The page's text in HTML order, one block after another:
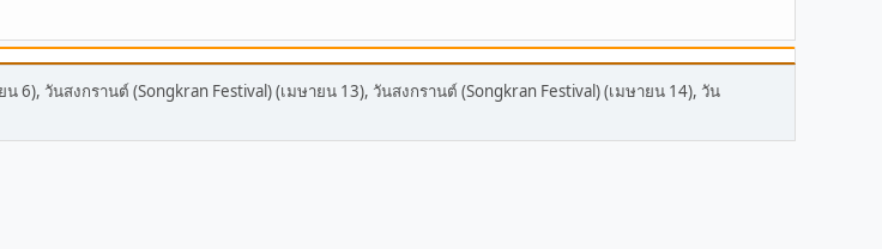
6), วันสงกรานต์ (Songkran Festival) (เมษายน 13), วันสงกรานต์ (Songkran Festival) (เมษายน 14), วัน